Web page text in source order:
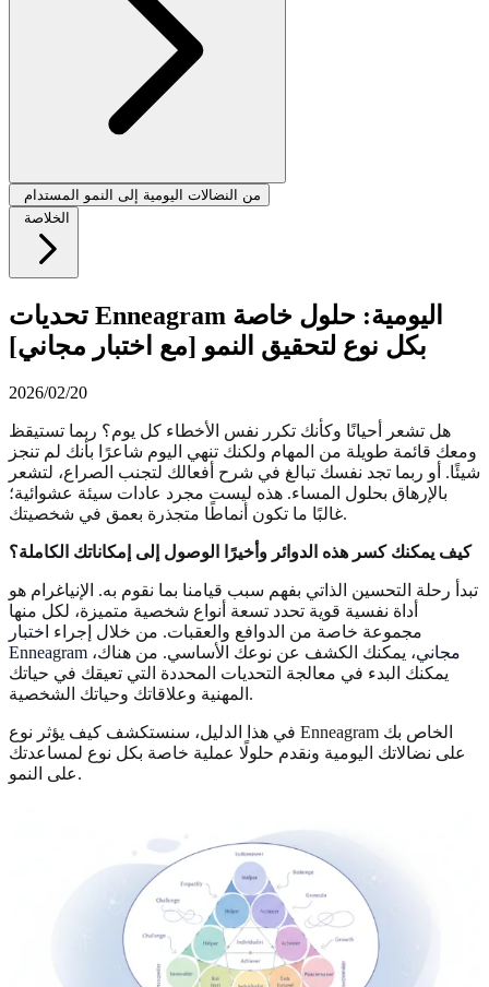
من النضالات اليومية إلى النمو المستدام
الخلاصة
تحديات Enneagram اليومية: حلول خاصة
بكل نوع لتحقيق النمو [مع اختبار مجاني]
2026/02/20
هل تشعر أحيانًا وكأنك تكرر نفس الأخطاء كل يوم؟ ربما تستيقظ
ومعك قائمة طويلة من المهام ولكنك تنهي اليوم شاعرًا بأنك لم تنجز
شيئًا. أو ربما تجد نفسك تبالغ في شرح أفعالك لتجنب الصراع، لتشعر
بالإرهاق بحلول المساء. هذه ليست مجرد عادات سيئة عشوائية؛
غالبًا ما تكون أنماطًا متجذرة بعمق في شخصيتك.
كيف يمكنك كسر هذه الدوائر وأخيرًا الوصول إلى إمكاناتك الكاملة؟
تبدأ رحلة التحسين الذاتي بفهم سبب قيامنا بما نقوم به. الإنياغرام هو
أداة نفسية قوية تحدد تسعة أنواع شخصية متميزة، لكل منها
مجموعة خاصة من الدوافع والعقبات. من خلال إجراء اختبار
Enneagram مجاني، يمكنك الكشف عن نوعك الأساسي. من هناك،
يمكنك البدء في معالجة التحديات المحددة التي تعيقك في حياتك
المهنية وعلاقاتك وحياتك الشخصية.
في هذا الدليل، سنستكشف كيف يؤثر نوع Enneagram الخاص بك
على نضالاتك اليومية ونقدم حلولًا عملية خاصة بكل نوع لمساعدتك
على النمو.